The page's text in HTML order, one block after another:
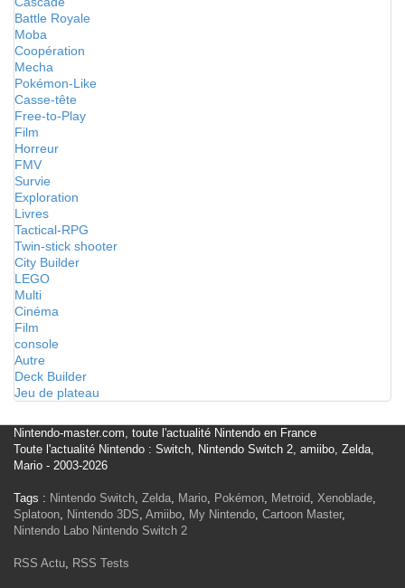
Battle Royale
Moba
Coopération
Mecha
Pokémon-Like
Casse-tête
Free-to-Play
Film
Horreur
FMV
Survie
Exploration
Livres
Tactical-RPG
Twin-stick shooter
City Builder
LEGO
Multi
Cinéma
Film
console
Autre
Deck Builder
Jeu de plateau
Nintendo-master.com, toute l'actualité Nintendo en France
Toute l'actualité Nintendo : Switch, Nintendo Switch 2, amiibo, Zelda,
Mario - 2003-2026
Tags : Nintendo Switch, Zelda, Mario, Pokémon, Metroid, Xenoblade,
Splatoon, Nintendo 3DS, Amiibo, My Nintendo, Cartoon Master,
Nintendo Labo Nintendo Switch 2
RSS Actu, RSS Tests